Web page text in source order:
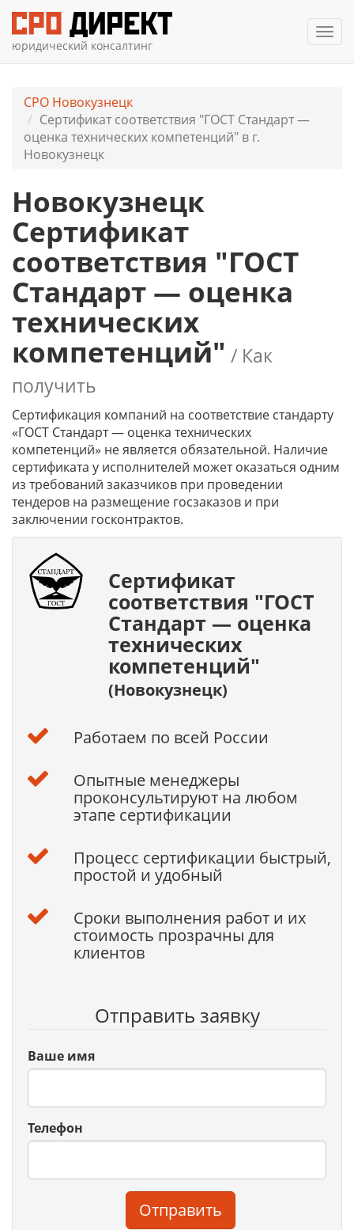
юридический консалтинг
СРО Новокузнецк
Сертификат соответствия "ГОСТ Стандарт —
оценка технических компетенций" в г.
Новокузнецк
Новокузнецк
Сертификат
соответствия "ГОСТ
Стандарт — оценка
технических
компетенций" / Как
получить
Сертификация компаний на соответствие стандарту
«ГОСТ Стандарт — оценка технических
компетенций» не является обязательной. Наличие
сертификата у исполнителей может оказаться одним
из требований заказчиков при проведении
тендеров на размещение госзаказов и при
заключении госконтрактов.
Сертификат
соответствия "ГОСТ
Стандарт — оценка
технических
компетенций"
(Новокузнецк)
Работаем по всей России
Опытные менеджеры
проконсультируют на любом
этапе сертификации
Процесс сертификации быстрый,
простой и удобный
Сроки выполнения работ и их
стоимость прозрачны для
клиентов
Отправить заявку
Ваше имя
Телефон
Отправить